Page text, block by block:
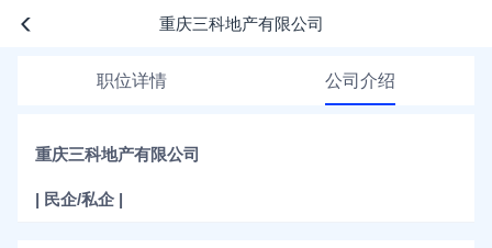
重庆三科地产有限公司
职位详情 公司介绍
重庆三科地产有限公司
| 民企/私企 |